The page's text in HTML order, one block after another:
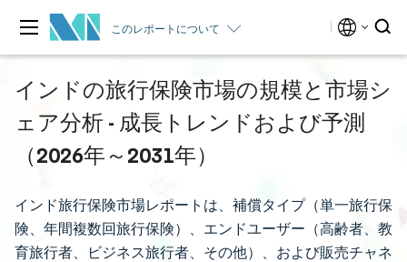
このレポートについて
インドの旅行保険市場の規模と市場シ
ェア分析 - 成長トレンドおよび予測
（2026年～2031年）
インド旅行保険市場レポートは、補償タイプ（単一旅行保
険、年間複数回旅行保険）、エンドユーザー（高齢者、教
育旅行者、ビジネス旅行者、その他）、および販売チャネ